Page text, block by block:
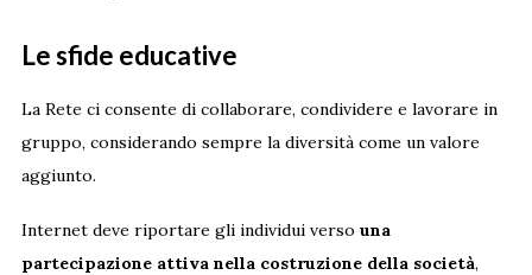
Le sfide educative
La Rete ci consente di collaborare, condividere e lavorare in
gruppo, considerando sempre la diversità come un valore
aggiunto.
Internet deve riportare gli individui verso una
partecipazione attiva nella costruzione della società,